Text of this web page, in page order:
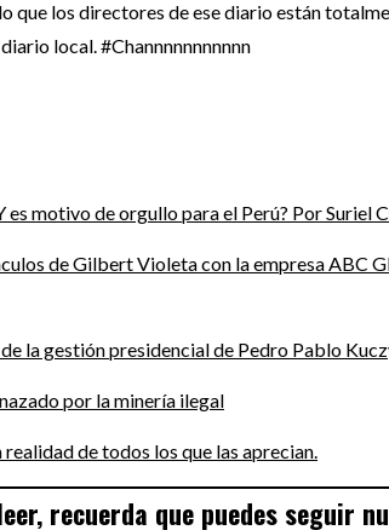
que los directores de ese diario están
local. #Channnnnnnnnnn
es motivo de orgullo para el Perú? Por Suriel
de Gilbert Violeta con la empresa ABC
la gestión presidencial de Pedro Pablo
por la minería ilegal
de todos los que las aprecian.
recuerda que puedes seguir